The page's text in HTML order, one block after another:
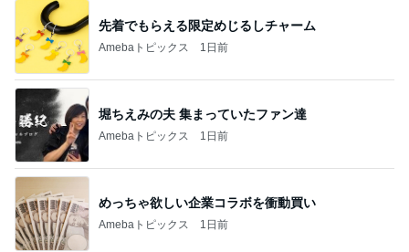
先着でもらえる限定めじるしチャーム
Amebaトピックス 1日前
堀ちえみの夫 集まっていたファン達
Amebaトピックス 1日前
めっちゃ欲しい企業コラボを衝動買い
Amebaトピックス 1日前